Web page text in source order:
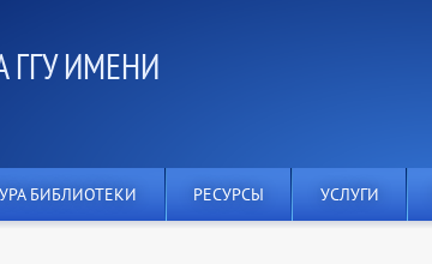
ГГУ ИМЕНИ
БИБЛИОТЕКИ РЕСУРСЫ УСЛУГИ